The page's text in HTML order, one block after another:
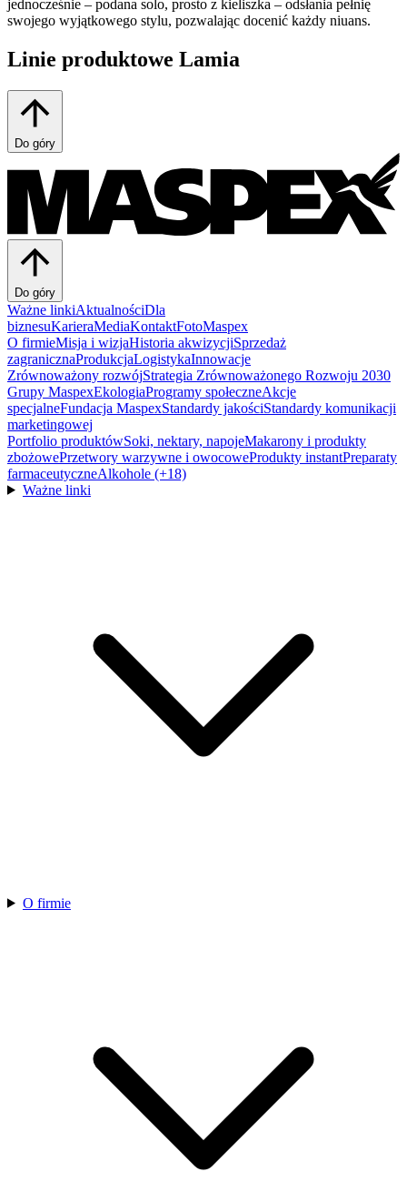
jednocześnie – podana solo, prosto z kieliszka – odsłania pełnię
swojego wyjątkowego stylu, pozwalając docenić każdy niuans.
Linie produktowe Lamia
Do góry
Do góry
Ważne linkiAktualnościDla
biznesuKarieraMediaKontaktFotoMaspex
O firmieMisja i wizjaHistoria akwizycjiSprzedaż
zagranicznaProdukcjaLogistykaInnowacje
Zrównoważony rozwójStrategia Zrównoważonego Rozwoju 2030
Grupy MaspexEkologiaProgramy społeczneAkcje
specjalneFundacja MaspexStandardy jakościStandardy komunikacji
marketingowej
Portfolio produktówSoki, nektary, napojeMakarony i produkty
zbożowePrzetwory warzywne i owocoweProdukty instantPreparaty
farmaceutyczneAlkohole (+18)
Ważne linki
O firmie